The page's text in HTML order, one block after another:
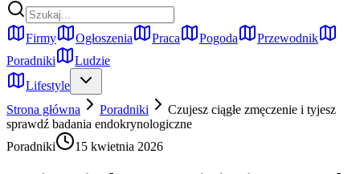
Firmy Ogłoszenia Praca Pogoda
Przewodnik
Poradniki
Ludzie
Lifestyle
Strona główna
Poradniki
Czujesz ciągłe zmęczenie i tyjesz
sprawdź badania endokrynologiczne
Poradniki
15 kwietnia 2026